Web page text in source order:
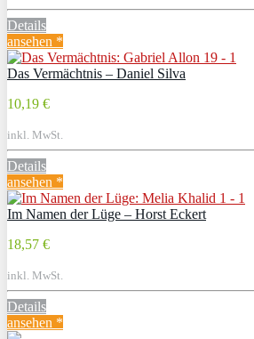
Details
ansehen *
Das Vermächtnis – Daniel Silva
10,19 €
inkl. MwSt.
Details
ansehen *
Im Namen der Lüge – Horst Eckert
18,57 €
inkl. MwSt.
Details
ansehen *